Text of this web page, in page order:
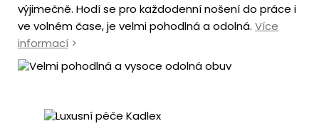
výjimečně. Hodí se pro každodenní nošení do práce i
ve volném čase, je velmi pohodlná a odolná. Více
informací >